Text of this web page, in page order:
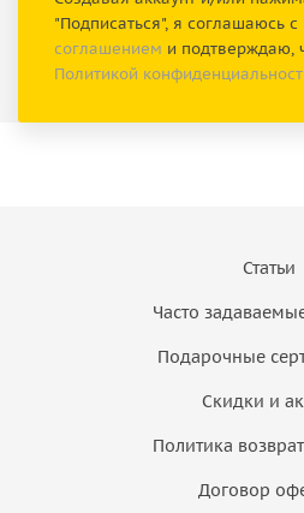
"Подписаться", я соглашаюсь с
соглашением и подтверждаю,
Политикой
Статьи
Часто
Подарочные
Скидки и
Политика
Договор